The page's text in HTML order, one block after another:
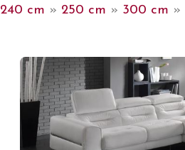
240 cm » 250 cm » 300 cm »